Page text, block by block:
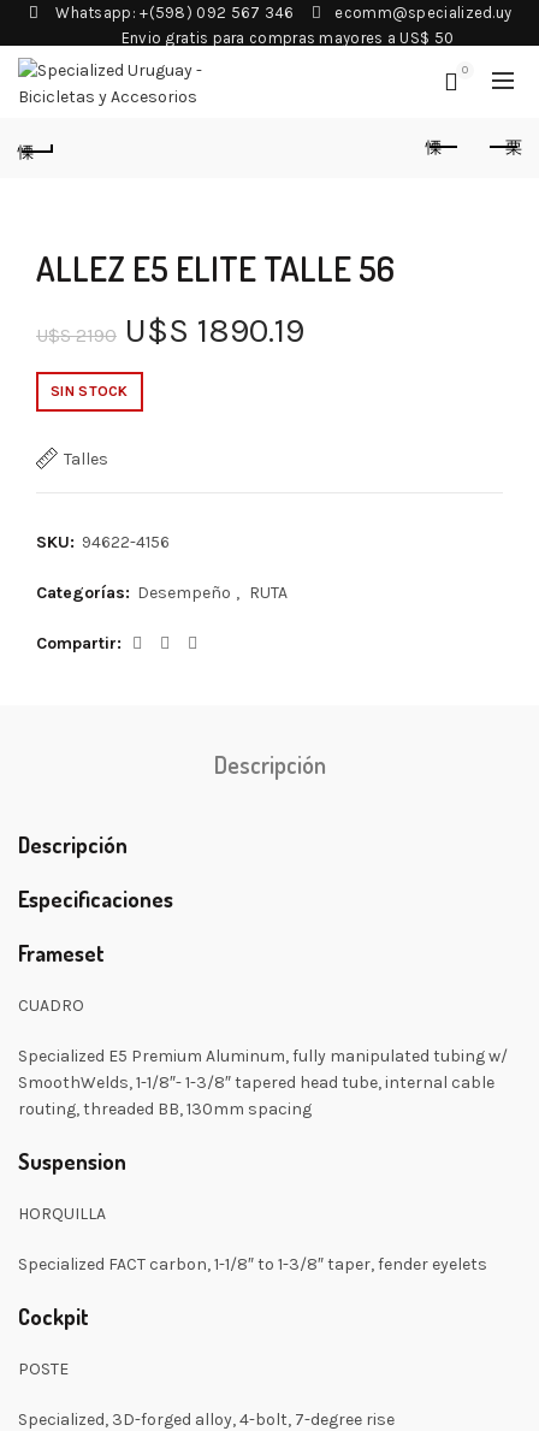
Whatsapp: +(598) 092 567 346
ecomm@specialized.uy
Envio gratis para compras mayores a US$ 50
0
ALLEZ E5 ELITE TALLE 56
U$S2190 U$S 1890.19
SIN STOCK
Talles
SKU: 94622-4156
Categorías: Desempeño , RUTA
Compartir
Descripción
Descripción
Especificaciones
Frameset
CUADRO
Specialized E5 Premium Aluminum, fully manipulated tubing w/
SmoothWelds, 1-1/8″- 1-3/8″ tapered head tube, internal cable
routing, threaded BB, 130mm spacing
Suspension
HORQUILLA
Specialized FACT carbon, 1-1/8″ to 1-3/8″ taper, fender eyelets
Cockpit
POSTE
Specialized, 3D-forged alloy, 4-bolt, 7-degree rise